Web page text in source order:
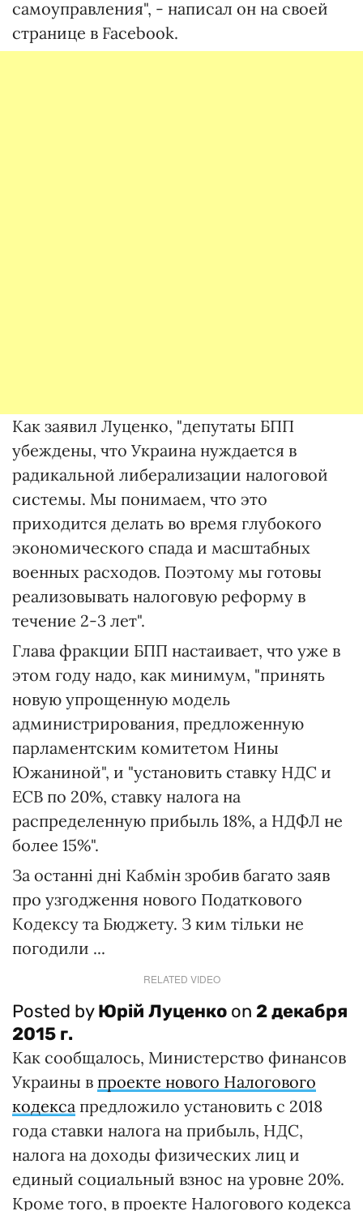
самоуправления", - написал он на своей
странице в Facebook.
Как заявил Луценко, "депутаты БПП
убеждены, что Украина нуждается в
радикальной либерализации налоговой
системы. Мы понимаем, что это
приходится делать во время глубокого
экономического спада и масштабных
военных расходов. Поэтому мы готовы
реализовывать налоговую реформу в
течение 2-3 лет".
Глава фракции БПП настаивает, что уже в
этом году надо, как минимум, "принять
новую упрощенную модель
администрирования, предложенную
парламентским комитетом Нины
Южаниной", и "установить ставку НДС и
ЕСВ по 20%, ставку налога на
распределенную прибыль 18%, а НДФЛ не
более 15%".
За останні дні Кабмін зробив багато заяв
про узгодження нового Податкового
Кодексу та Бюджету. З ким тільки не
погодили ...
RELATED VIDEO
Posted byЮрій Луценко on 2 декабря
2015 г.
Как сообщалось, Министерство финансов
Украины в проекте нового Налогового
кодекса предложило установить с 2018
года ставки налога на прибыль, НДС,
налога на доходы физических лиц и
единый социальный взнос на уровне 20%.
Кроме того, в проекте Налогового кодекса